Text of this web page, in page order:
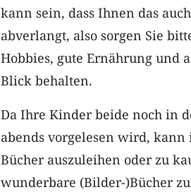
kann sein, dass Ihnen das
abverlangt, also sorgen Sie
Hobbies, gute Ernährung und
Blick behalten.
Da Ihre Kinder beide noch in
abends vorgelesen wird, kann
Bücher auszuleihen oder zu
wunderbare (Bilder-)Bücher